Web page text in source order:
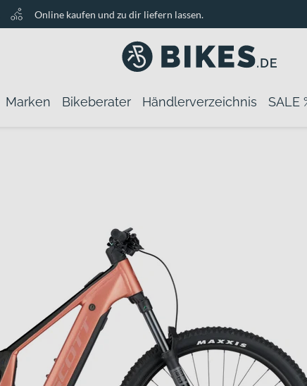
Online kaufen und zu dir liefern lassen.
Marken Bikeberater Händlerverzeichnis SALE